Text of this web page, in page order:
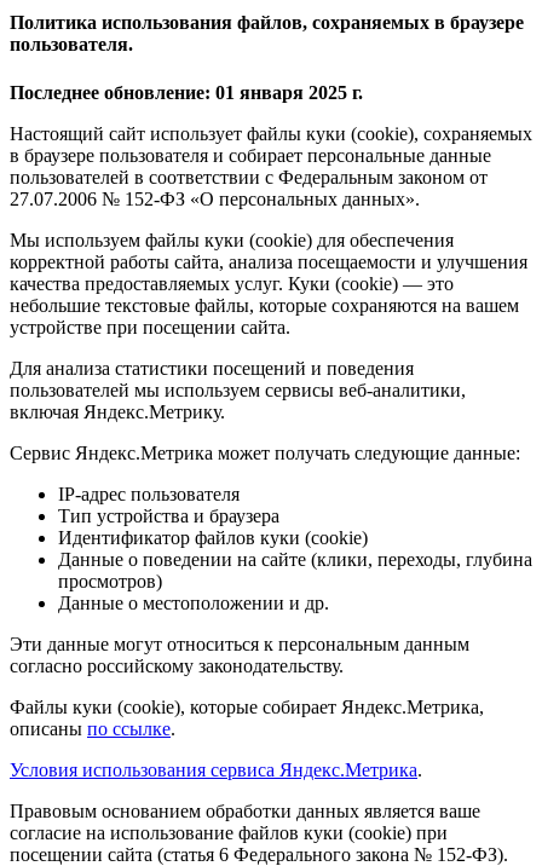
Политика использования файлов, сохраняемых в браузере
пользователя.
Последнее обновление: 01 января 2025 г.
Настоящий сайт использует файлы куки (cookie), сохраняемых
в браузере пользователя и собирает персональные данные
пользователей в соответствии с Федеральным законом от
27.07.2006 № 152-ФЗ «О персональных данных».
Мы используем файлы куки (cookie) для обеспечения
корректной работы сайта, анализа посещаемости и улучшения
качества предоставляемых услуг. Куки (cookie) — это
небольшие текстовые файлы, которые сохраняются на вашем
устройстве при посещении сайта.
Для анализа статистики посещений и поведения
пользователей мы используем сервисы веб-аналитики,
включая Яндекс.Метрику.
Сервис Яндекс.Метрика может получать следующие данные:
IP-адрес пользователя
Тип устройства и браузера
Идентификатор файлов куки (cookie)
Данные о поведении на сайте (клики, переходы, глубина
просмотров)
Данные о местоположении и др.
Эти данные могут относиться к персональным данным
согласно российскому законодательству.
Файлы куки (cookie), которые собирает Яндекс.Метрика,
описаны по ссылке.
Условия использования сервиса Яндекс.Метрика.
Правовым основанием обработки данных является ваше
согласие на использование файлов куки (cookie) при
посещении сайта (статья 6 Федерального закона № 152-ФЗ).